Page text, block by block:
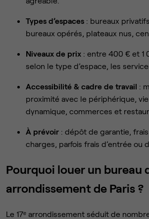
Types d’espaces : bureaux
bureaux opérés, plateaux nus,
Niveaux de prix : entre 400 € et 1
selon le type d’espace, les
Accessibilité & cadre de travail :
proximité avec le périphérique,
dynamique, commerces et
À prévoir : dépôt de garantie,
charges, parfois frais d’entrée ou
Pourquoi louer un bureau
arrondissement de Paris ?
Le 17ᵉ arrondissement séduit de